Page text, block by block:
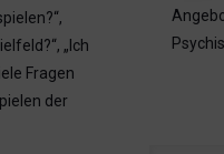
„Ich
Fragen
der